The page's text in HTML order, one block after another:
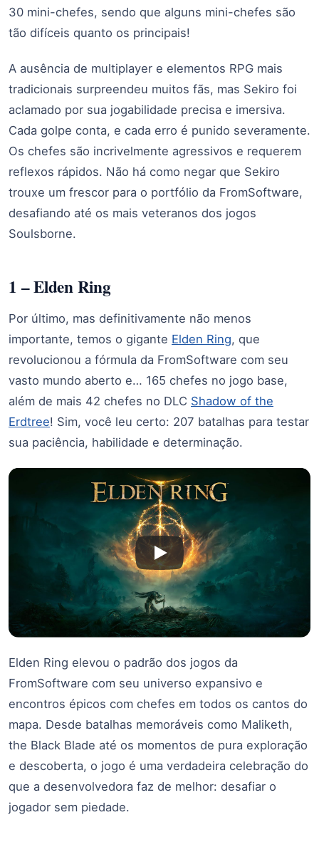
30 mini-chefes, sendo que alguns mini-chefes são
tão difíceis quanto os principais!
A ausência de multiplayer e elementos RPG mais
tradicionais surpreendeu muitos fãs, mas Sekiro foi
aclamado por sua jogabilidade precisa e imersiva.
Cada golpe conta, e cada erro é punido severamente.
Os chefes são incrivelmente agressivos e requerem
reflexos rápidos. Não há como negar que Sekiro
trouxe um frescor para o portfólio da FromSoftware,
desafiando até os mais veteranos dos jogos
Soulsborne.
1 – Elden Ring
Por último, mas definitivamente não menos
importante, temos o gigante Elden Ring, que
revolucionou a fórmula da FromSoftware com seu
vasto mundo aberto e… 165 chefes no jogo base,
além de mais 42 chefes no DLC Shadow of the
Erdtree! Sim, você leu certo: 207 batalhas para testar
sua paciência, habilidade e determinação.
Elden Ring elevou o padrão dos jogos da
FromSoftware com seu universo expansivo e
encontros épicos com chefes em todos os cantos do
mapa. Desde batalhas memoráveis como Maliketh,
the Black Blade até os momentos de pura exploração
e descoberta, o jogo é uma verdadeira celebração do
que a desenvolvedora faz de melhor: desafiar o
jogador sem piedade.